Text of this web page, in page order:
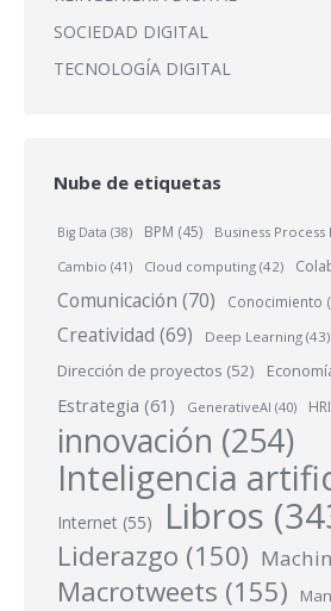
SOCIEDAD DIGITAL
TECNOLOGÍA DIGITAL
Nube de etiquetas
Big Data (38) BPM (45) Business
Cambio (41) Cloud computing (42)
Comunicación (70) Conocimiento
Creatividad (69) Deep Learning (43)
Dirección de proyectos (52)
Estrategia (61) GenerativeAI (40) HRI
innovación (254)
Inteligencia
Internet (55) Libros
Liderazgo (150)
Macrotweets (155)